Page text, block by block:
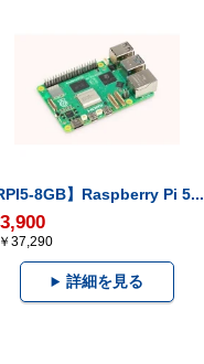
RPI5-8GB】Raspberry Pi 5...
37,290
詳細を見る